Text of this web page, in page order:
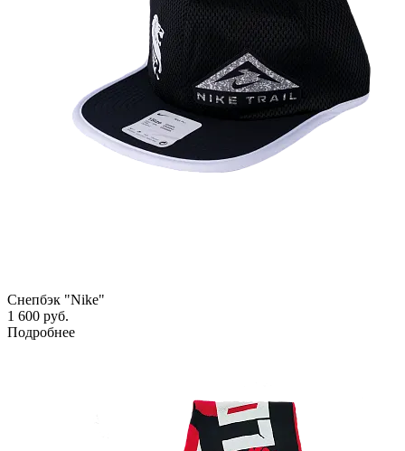
Снепбэк "Nike"
1 600 руб.
Подробнее